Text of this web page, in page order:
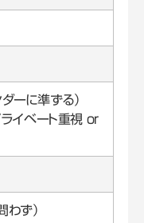
ダーに準ずる）
イベート重視 or
わず）